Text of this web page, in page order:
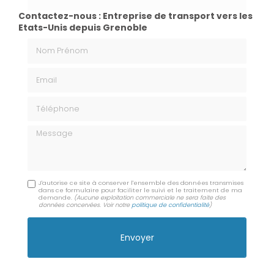
Contactez-nous : Entreprise de transport vers les
Etats-Unis depuis Grenoble
Message
J'autorise ce site à conserver l'ensemble des données transmises
dans ce formulaire pour faciliter le suivi et le traitement de ma
demande. (Aucune exploitation commerciale ne sera faite des
données concervées. Voir notrepolitique de confidentialité)